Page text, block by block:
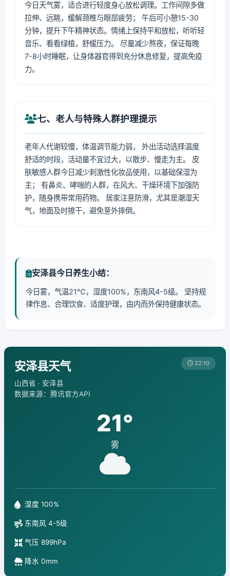
今日天气雾，适合进行轻度身心放松调理。工作间隙多做
拉伸、远眺，缓解颈椎与眼部疲劳； 午后可小憩15-30
分钟，提升下午精神状态。情绪上保持平和放松，听听轻
音乐、看看绿植，舒缓压力。 尽量减少熬夜，保证每晚
7-8小时睡眠，让身体器官得到充分休息修复，提高免疫
力。
七、老人与特殊人群护理提示
老年人代谢较慢，体温调节能力弱， 外出活动选择温度
舒适的时段，活动量不宜过大，以散步、慢走为主。 皮
肤敏感人群今日减少刺激性化妆品使用，以基础保湿为
主； 有鼻炎、哮喘的人群，在风大、干燥环境下加强防
护，随身携带常用药物。 居家注意防滑，尤其是潮湿天
气，地面及时擦干，避免意外摔倒。
安泽县今日养生小结：
今日雾，气温21℃，湿度100%，东南风4-5级。 坚持规
律作息、合理饮食、适度护理，由内而外保持健康状态。
安泽县天气
山西省 · 安泽县
数据来源：腾讯官方API
22:10
21°
雾
湿度 100%
东南风 4-5级
气压 899hPa
降水 0mm